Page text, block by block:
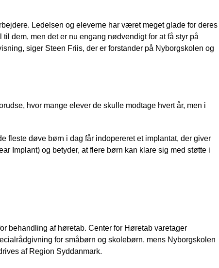
Ledelsen og eleverne har været meget glade for deres
dem, men det er nu engang nødvendigt for at få styr på
siger Steen Friis, der er forstander på Nyborgskolen og
hvor mange elever de skulle modtage hvert år, men i
fleste døve børn i dag får indopereret et implantat, der giver
Implant) og betyder, at flere børn kan klare sig med støtte i
behandling af høretab. Center for Høretab varetager
for småbørn og skolebørn, mens Nyborgskolen
af Region Syddanmark.